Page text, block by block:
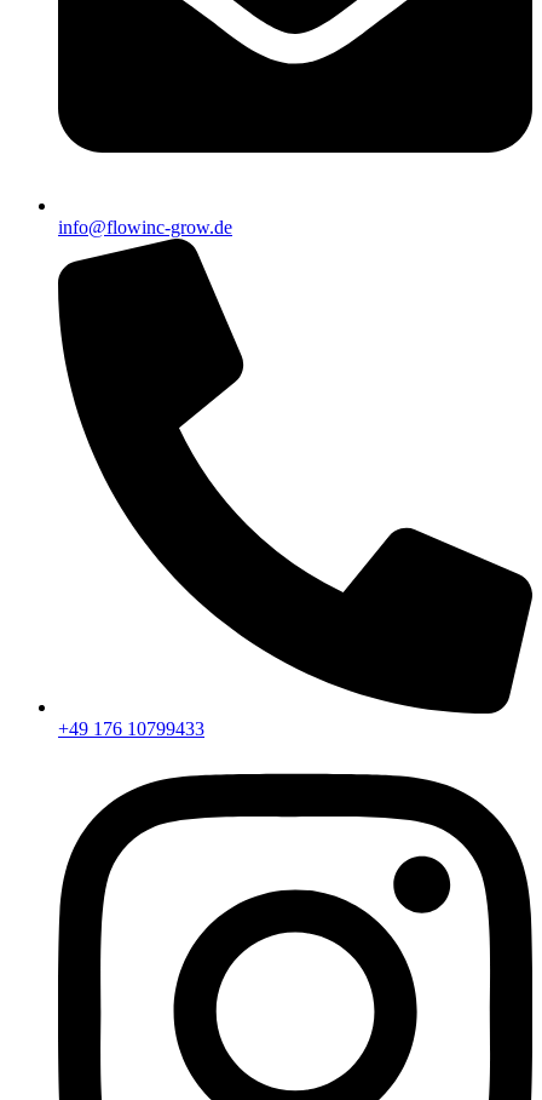
info@flowinc-grow.de
+49 176 10799433